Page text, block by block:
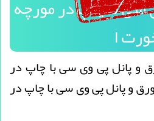
سی با چاپ در مورچه
ا
و پانل پی وی سی با چاپ در
و پانل پی وی سی با چاپ در